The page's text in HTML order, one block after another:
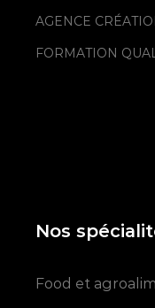
Nos
Food et
AGENCE
FORMATION